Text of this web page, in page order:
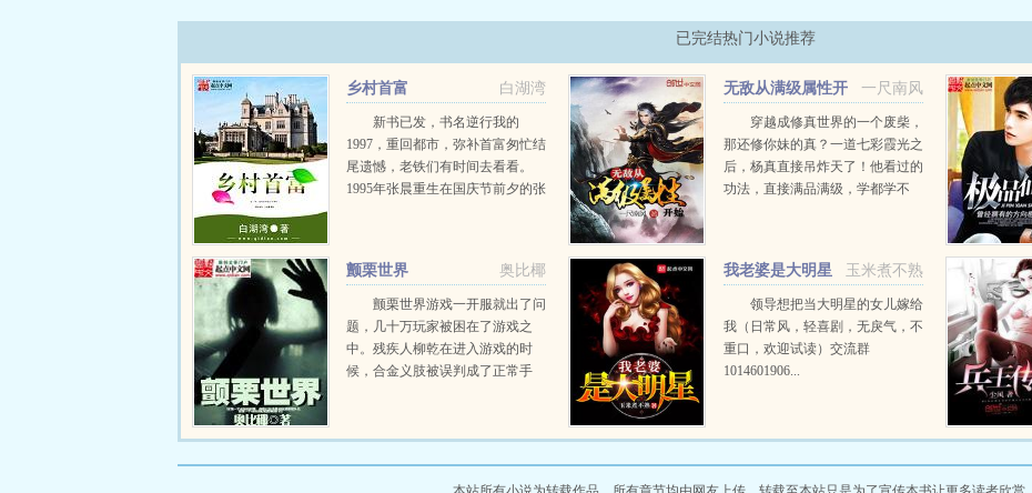
已完结热门小说推荐
白湖湾
乡村首富
新书已发，书名逆行我的
1997，重回都市，弥补首富匆忙结
尾遗憾，老铁们有时间去看看。
1995年张晨重生在国庆节前夕的张
一尺南风
无敌从满级属性开
穿越成修真世界的一个废柴，
那还修你妹的真？一道七彩霞光之
后，杨真直接吊炸天了！他看过的
功法，直接满品满级，学都学不
狱，每一件都让天地颤栗，让神魔
退避...
奥比椰
颤栗世界
颤栗世界游戏一开服就出了问
题，几十万玩家被困在了游戏之
中。残疾人柳乾在进入游戏的时
候，合金义肢被误判成了正常手
树，一脚能踹倒一堵墙。开了这么
玉米煮不熟
我老婆是大明星
领导想把当大明星的女儿嫁给
我（日常风，轻喜剧，无戾气，不
重口，欢迎试读）交流群
1014601906...